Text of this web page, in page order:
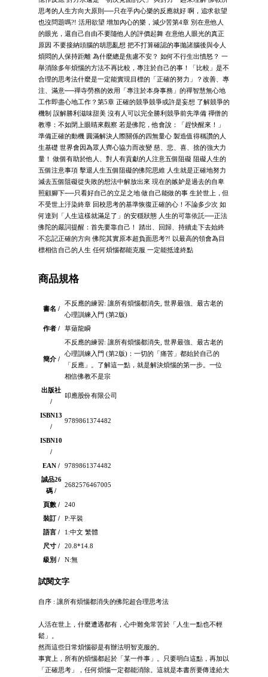
思考的人生方向大原則──只在乎內心樂的反應就好 啊，追求欲望
也沒問題嗎?! 活用欲望 增加內心的樂，減少苦第4章 別在意他人
的眼光，還自己自由不要隨他人的評價起舞 在意他人眼光的真正
原因 不要接納頭腦的胡思亂想 把不打算確認的事拋諸腦後與令人
煩悶的人保持距離 為什麼總是焦慮不安？ 如何不行生出憤怒？ 一
舉消除多年煩惱的方法不再比較，專注於自己的事！「比較」是不
合理的思考法什麼是一定能實現目標的「正確的努力」？改善、專
注、滿意──禪寺勞務的效用「專注於本身事務」的禪智慧無心地
工作即盡心地工作？第5章 正確的競爭競爭或許是妄想 了解競爭的
機制 誤解勝利滋味甜美 沒有人可以完全勝利競爭前先準備 禪僧的
教導：不如閉上眼睛來觀察 若是佛陀，他會說：「趕快醒來！」
準備正確的動機 圓滿解決人際關係的四無量心 製造值得稱讚的人
生基礎 世界會因為眾人齊心協力而改變 慈、悲、喜、捨的強大力
量！ 做個有助於他人、對人有貢獻的人注意五個阻礙 阻礙人生的
五個注意事項 擊退人生五個阻礙的佛陀思維 人生就是正確地努力
減去五個阻礙從失敗的想法中解放出來 現在的嫉妒是過去的自卑
照顧腳下──只看好自己的立足之地 做自己能做的事 生於世上，但
不受世上汙染終章 回校思考的基準恢復正確的心！不論多少次 如
何達到「人生這樣就滿足了」的安穩狀態 人生的可靠依託──正法
佛陀的嚴詞提醒：首先要靠自己！ 踏出、回歸、持續走下去始終
不忘記正確的方向 佛陀其實原本超負面思考?! 以最高的領會為目
標相信自己的人生 任何煩惱都能克服 一定能抵達終點
商品規格
書名 /
不反應的練習: 讓所有煩惱都消失, 世界最強、最古老的
心理訓練入門 (第2版)
作者 /
草薙龍瞬
簡介 /
不反應的練習: 讓所有煩惱都消失, 世界最強、最古老的
心理訓練入門 (第2版)：一切的「痛苦」都始於自己的
「反應」。了解這一點，就是解決煩惱的第一步。一位
相信佛教不是宗
出版社
/
叩應股份有限公司
ISBN13
/
9789861374482
ISBN10
/
EAN /
9789861374482
誠品26
碼 /
2682576467005
頁數 /
240
裝訂 /
P:平裝
語言 /
1:中文 繁體
尺寸 /
20.8*14.8
級別 /
N:無
試閱文字
自序 : 讓所有煩惱都消失的佛陀超合理思考法
人活在世上，什麼遭遇都有，心中難免常苦於「人生一點也不輕
鬆」。
然而這些日常煩惱卻是有辦法明智克服的。
事實上，所有的煩惱都起於「某一件事」。只要明白這點，再加以
「正確思考」，任何煩惱一定都能消除。這就是本書所要傳達給大